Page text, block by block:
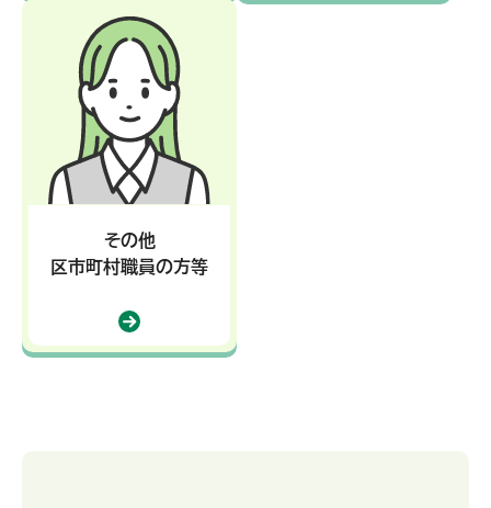
その他
区市町村職員の方等